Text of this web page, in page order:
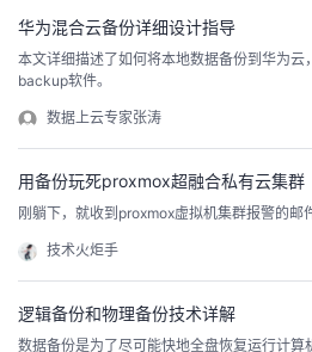
发
者
我
的
博
客
我
的
论
我
的我
发
者
学
堂
我
Programs
的
支
持
我
华为混合云备份详细设计指导
本文详细描述了如何将本地数据备份到华为
backup软件。
数据上云专家张涛
用备份玩死proxmox超融合私有云集群
刚躺下，就收到proxmox虚拟机集群报警的邮
技术火炬手
逻辑备份和物理备份技术详解
数据备份是为了尽可能快地全盘恢复运行计算